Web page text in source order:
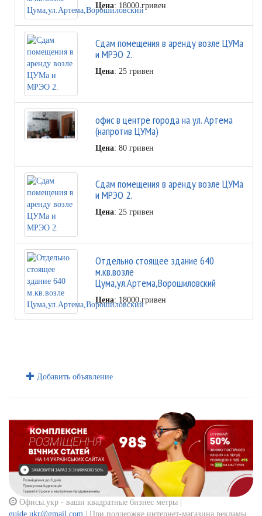
Цена: 18000 гривен
Cдам помещения в аренду возле ЦУМа
и МРЭО 2.
Цена: 25 гривен
офис в центре города на ул. Артема
(напротив ЦУМа)
Цена: 80 гривен
Cдам помещения в аренду возле ЦУМа
и МРЭО 2.
Цена: 25 гривен
Отдельно стоящее здание 640
м.кв.возле
Цума,ул.Артема,Ворошиловский
Цена: 18000 гривен
Добавить объявление
Офисы.укр - ваши квадратные бизнес метры |
guide.ukr@gmail.com | При поддержке интернет-магазина рекламы